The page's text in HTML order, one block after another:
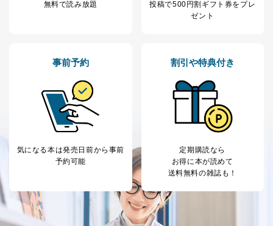
当社にお問合わせ
お問い合わせ対応、トラブル対
処、オペレーター教育など応対品
当社カスタマーQ＆
Aサービス利用者
ｅメール等によるカスタマーQ＆A
サイトのサービス内容のご案内の
ｅメール等による商品、サービ
ス、キャンペーン等の広告に関す
個人情報
当社の従業者の個
人事、総務などの雇用管理等のた
6
企業）からの委託
により当社の
定期購読サービス
購入商品配送のため
提携企業及びお客様がご購入され
た商品の発売元企業からのｅメー
ル等による商品、
無料で読み放題
投稿で500円割ギフト券をプレ
ゼント
事前予約
気になる本は発売日前から事前
予約可能
割引や特典付き
定期購読なら
お得に本が読めて
送料無料の雑誌も！